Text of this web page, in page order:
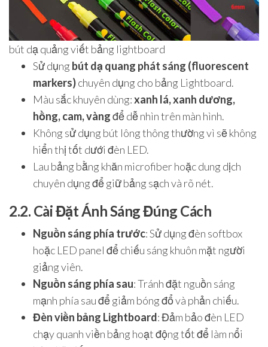
bút dạ quảng viết bảng lightboard
Sử dụng bút dạ quang phát sáng (fluorescent
markers)chuyên dụng cho bảng Lightboard.
Màu sắc khuyên dùng:xanh lá, xanh dương,
hồng, cam, vàngđể dễ nhìn trên màn hình.
Không sử dụng bút lông thông thường vì sẽ không
hiển thị tốt dưới đèn LED.
Lau bảng bằng khăn microfiber hoặc dung dịch
chuyên dụng để giữ bảng sạch và rõ nét.
2.2. Cài Đặt Ánh Sáng Đúng Cách
Nguồn sáng phía trước: Sử dụng đèn softbox
hoặc LED panel để chiếu sáng khuôn mặt người
giảng viên.
Nguồn sáng phía sau: Tránh đặt nguồn sáng
mạnh phía sau để giảm bóng đổ và phản chiếu.
Đèn viền bảng Lightboard: Đảm bảo đèn LED
chạy quanh viền bảng hoạt động tốt để làm nổi